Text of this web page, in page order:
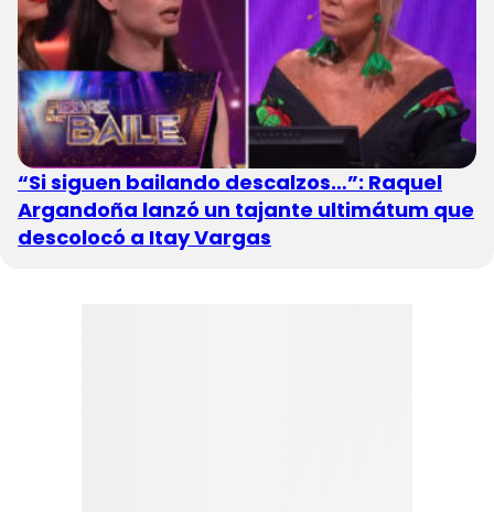
“Si siguen bailando descalzos…”: Raquel
Argandoña lanzó un tajante ultimátum que
descolocó a Itay Vargas